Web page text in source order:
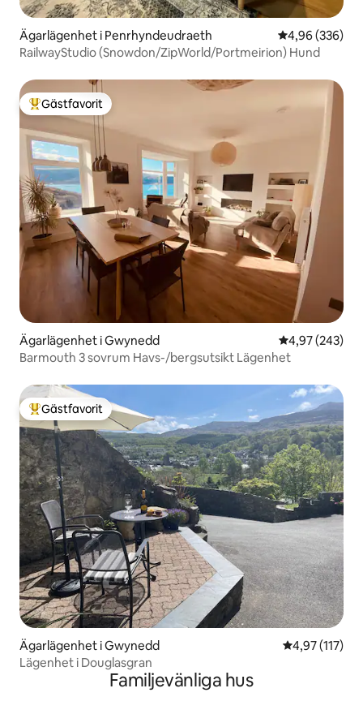
Ägarlägenhet i Penrhyndeudraeth 4,96 av 5 i
4,96 (336)
RailwayStudio (Snowdon/ZipWorld/Portmeirion) Hund
Populär gästfavorit
Gästfavorit
Ägarlägenhet i Gwynedd 4,97 av 5 i
4,97 (243)
Barmouth 3 sovrum Havs-/bergsutsikt Lägenhet
Populär gästfavorit
Gästfavorit
Ägarlägenhet i Gwynedd 4,97 av 5 i
4,97 (117)
Lägenhet i Douglasgran
Familjevänliga hus